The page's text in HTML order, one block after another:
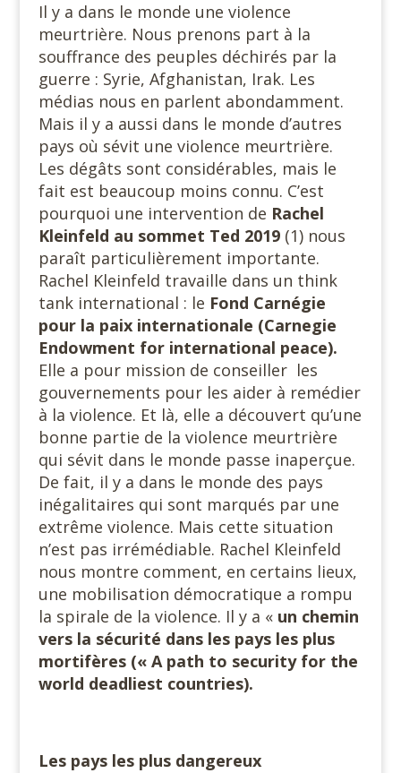
Il y a dans le monde une violence
meurtrière. Nous prenons part à la
souffrance des peuples déchirés par la
guerre : Syrie, Afghanistan, Irak. Les
médias nous en parlent abondamment.
Mais il y a aussi dans le monde d’autres
pays où sévit une violence meurtrière.
Les dégâts sont considérables, mais le
fait est beaucoup moins connu. C’est
pourquoi une intervention de Rachel
Kleinfeld au sommet Ted 2019(1) nous
paraît particulièrement importante.
Rachel Kleinfeld travaille dans un think
tank international : le Fond Carnégie
pour la paix internationale (Carnegie
Endowment for international peace).
Elle a pour mission de conseiller les
gouvernements pour les aider à remédier
à la violence. Et là, elle a découvert qu’une
bonne partie de la violence meurtrière
qui sévit dans le monde passe inaperçue.
De fait, il y a dans le monde des pays
inégalitaires qui sont marqués par une
extrême violence. Mais cette situation
n’est pas irrémédiable. Rachel Kleinfeld
nous montre comment, en certains lieux,
une mobilisation démocratique a rompu
la spirale de la violence. Il y a « un chemin
vers la sécurité dans les pays les plus
mortifères (« A path to security for the
world deadliest countries).
Les pays les plus dangereux